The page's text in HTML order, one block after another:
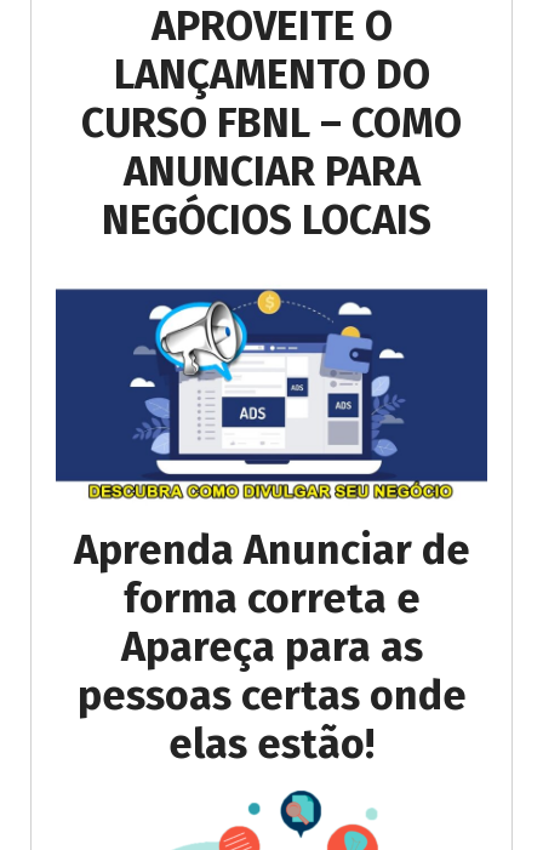
APROVEITE O
LANÇAMENTO DO
CURSO FBNL – COMO
ANUNCIAR PARA
NEGÓCIOS LOCAIS
Aprenda Anunciar de
forma correta e
Apareça para as
pessoas certas onde
elas estão!